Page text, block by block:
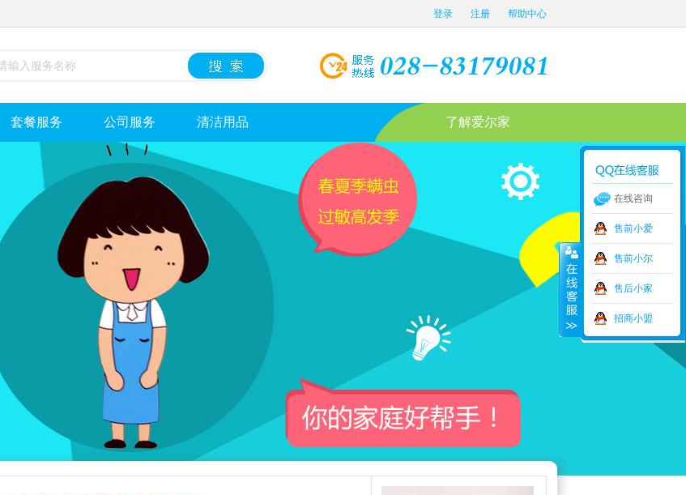
登录 注册 帮助中心
套餐服务 公司服务 清洁用品 了解爱尔家
在线咨询
售前小爱
售前小尔
售后小家
招商小盟